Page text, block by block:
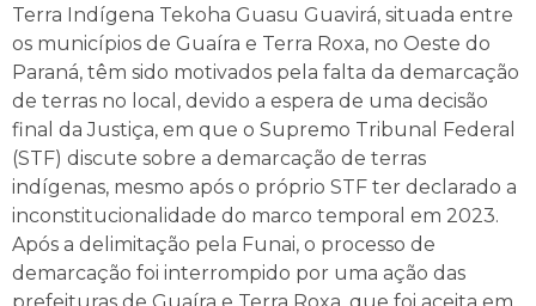
Terra Indígena Tekoha Guasu Guavirá, situada entre
os municípios de Guaíra e Terra Roxa, no Oeste do
Paraná, têm sido motivados pela falta da demarcação
de terras no local, devido a espera de uma decisão
final da Justiça, em que o Supremo Tribunal Federal
(STF) discute sobre a demarcação de terras
indígenas, mesmo após o próprio STF ter declarado a
inconstitucionalidade do marco temporal em 2023.
Após a delimitação pela Funai, o processo de
demarcação foi interrompido por uma ação das